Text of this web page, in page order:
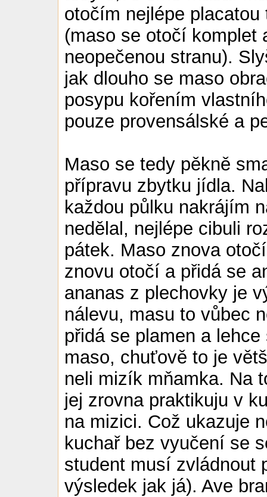
otočím nejlépe
(maso se otočí komplet
neopečenou stranu).
jak dlouho se maso
posypu kořením
pouze provensálské a
Maso se tedy pěkně
přípravu zbytku jídla.
každou půlku nakrájím
nedělal, nejlépe cibuli
pátek. Maso znova
znovu otočí a přidá se
ananas z plechovky je
nálevu, masu to vůbec
přidá se plamen a
maso, chuťově to je
neli mizík mňamka. Na
jej zrovna praktikuju v
na mizici. Což ukazuje
kuchař bez vyučení se
student musí zvládnout
výsledek jak já). Ave